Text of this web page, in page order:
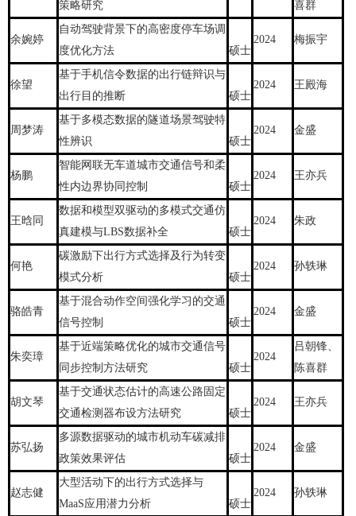
策略研究
喜群
余婉婷
自动驾驶背景下的高密度停车场调
度优化方法
硕士
2024 梅振宇
徐望
基于手机信令数据的出行链辩识与
出行目的推断
硕士
2024 王殿海
周梦涛
基于多模态数据的隧道场景驾驶特
性辨识
硕士
2024 金盛
杨鹏
智能网联无车道城市交通信号和柔
性内边界协同控制
硕士
2024 王亦兵
王晗同
数据和模型双驱动的多模式交通仿
真建模与LBS数据补全
硕士
2024 朱政
何艳
碳激励下出行方式选择及行为转变
模式分析
硕士
2024 孙轶琳
骆皓青
基于混合动作空间强化学习的交通
信号控制
硕士
2024 金盛
朱奕璋
基于近端策略优化的城市交通信号
同步控制方法研究
硕士
2024
吕朝锋、
陈喜群
胡文琴
基于交通状态估计的高速公路固定
交通检测器布设方法研究
硕士
2024 王亦兵
苏弘扬
多源数据驱动的城市机动车碳减排
政策效果评估
硕士
2024 金盛
赵志健
大型活动下的出行方式选择与
MaaS应用潜力分析
硕士
2024 孙轶琳